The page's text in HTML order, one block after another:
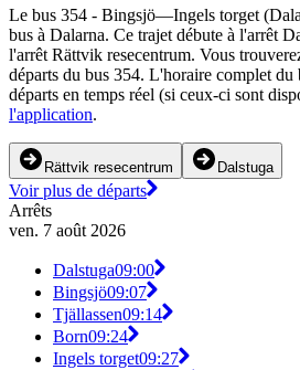
Le bus 354 - Bingsjö—Ingels torget
bus à Dalarna. Ce trajet débute à l'arrêt
l'arrêt Rättvik resecentrum. Vous
départs du bus 354. L'horaire complet du
départs en temps réel (si ceux-ci sont
l'application.
Rättvik resecentrum Dalstuga
Voir plus de départs
Arrêts
ven. 7 août 2026
Dalstuga09:00
Bingsjö09:07
Tjällassen09:14
Born09:24
Ingels torget09:27